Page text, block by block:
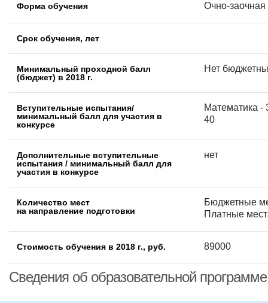
Форма обучения Очно-заочная
Срок обучения, лет
Минимальный проходной балл
(бюджет) в 2018 г.
Нет
Вступительные испытания/
минимальный балл для участия в
конкурсе
Математика -
40
Дополнительные вступительные
испытания / минимальный балл для
участия в конкурсе
нет
Количество мест
на направление подготовки
Бюджетные
Платные
Стоимость обучения в 2018 г., руб. 89000
Сведения об образовательной программе